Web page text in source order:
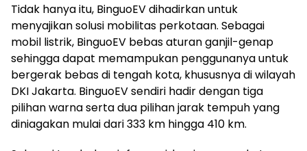
Tidak hanya itu, BinguoEV dihadirkan untuk
menyajikan solusi mobilitas perkotaan. Sebagai
mobil listrik, BinguoEV bebas aturan ganjil-genap
sehingga dapat memampukan penggunanya untuk
bergerak bebas di tengah kota, khususnya di wilayah
DKI Jakarta. BinguoEV sendiri hadir dengan tiga
pilihan warna serta dua pilihan jarak tempuh yang
diniagakan mulai dari 333 km hingga 410 km.